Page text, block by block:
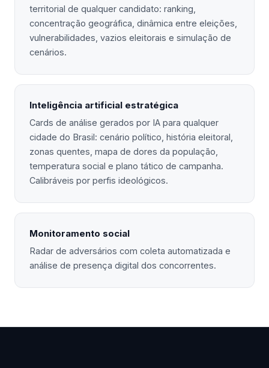
territorial de qualquer candidato: ranking,
concentração geográfica, dinâmica entre eleições,
vulnerabilidades, vazios eleitorais e simulação de
cenários.
Inteligência artificial estratégica
Cards de análise gerados por IA para qualquer
cidade do Brasil: cenário político, história eleitoral,
zonas quentes, mapa de dores da população,
temperatura social e plano tático de campanha.
Calibráveis por perfis ideológicos.
Monitoramento social
Radar de adversários com coleta automatizada e
análise de presença digital dos concorrentes.